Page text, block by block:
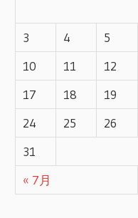
ー
シ
ョ
ン
« 7月
3
4 5
10
11 12
17
18 19
24
25 26
31